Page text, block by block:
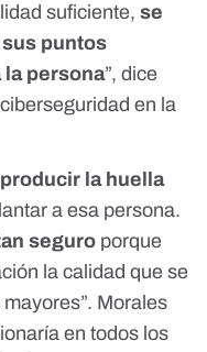
suficiente, se
puntos
la persona”, dice
en la
la huella
a esa persona.
seguro porque
la calidad que se
Morales
en todos los